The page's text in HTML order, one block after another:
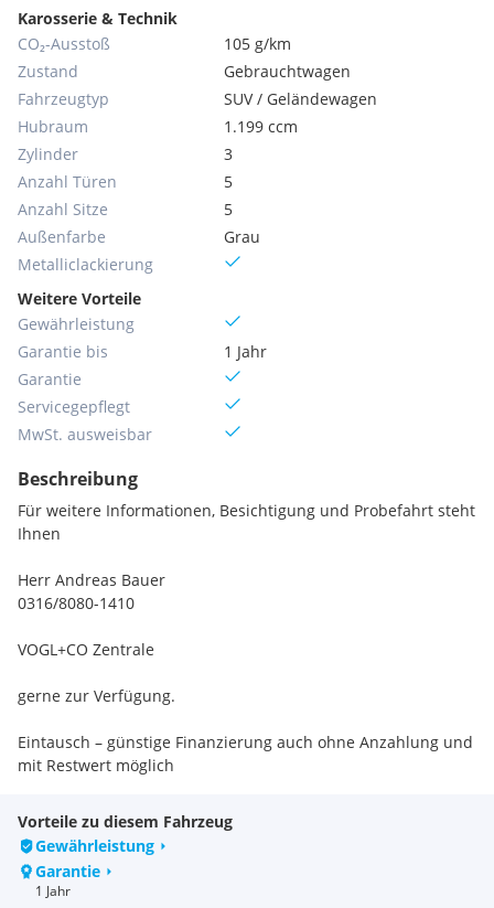
Karosserie & Technik
CO₂-Ausstoß
105 g/km
Zustand
Gebrauchtwagen
Fahrzeugtyp
SUV / Geländewagen
Hubraum
1.199 ccm
Zylinder
3
Anzahl Türen
5
Anzahl Sitze
5
Außenfarbe
Grau
Metallic­lackierung
Weitere Vorteile
Gewährleistung
Garantie bis
1 Jahr
Garantie
Servicegepflegt
MwSt. ausweisbar
Beschreibung
Für weitere Informationen, Besichtigung und Probefahrt steht
Ihnen
Herr Andreas Bauer
0316/8080-1410
VOGL+CO Zentrale
gerne zur Verfügung.
Eintausch – günstige Finanzierung auch ohne Anzahlung und
mit Restwert möglich
• 1000 Gebraucht- und Jungfahrzeuge lagernd
• Persönliche Beratung durch kompetente
Automobilverkäufer vor Ort
Vorteile zu diesem Fahrzeug
Gewährleistung
Garantie
1 Jahr